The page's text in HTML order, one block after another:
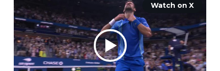
Watch on X